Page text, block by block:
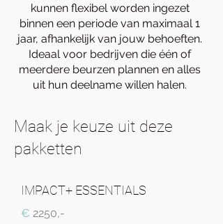
kunnen flexibel worden ingezet
binnen een periode van maximaal 1
jaar, afhankelijk van jouw behoeften.
Ideaal voor bedrijven die één of
meerdere beurzen plannen en alles
uit hun deelname willen halen.
Maak je keuze uit deze
pakketten
IMPACT+ ESSENTIALS
€ 2250,-